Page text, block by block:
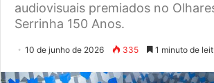
audiovisuais premiados no
Serrinha 150 Anos.
10 de junho de 2026 335 1 minuto de